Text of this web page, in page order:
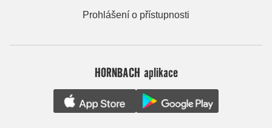
Prohlášení o přístupnosti
HORNBACH aplikace